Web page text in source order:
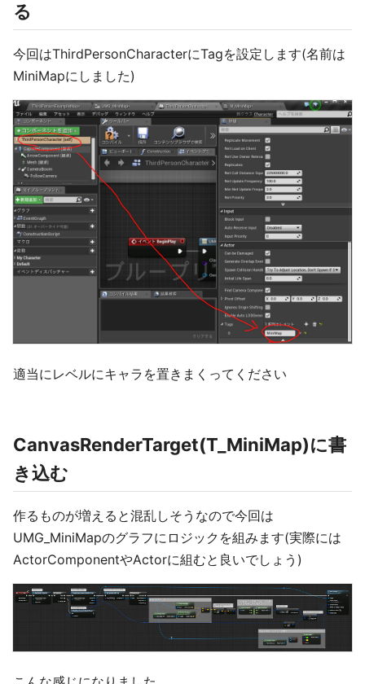
る
今回はThirdPersonCharacterにTagを設定します(名前は
MiniMapにしました)
適当にレベルにキャラを置きまくってください
CanvasRenderTarget(T_MiniMap)に書
き込む
作るものが増えると混乱しそうなので今回は
UMG_MiniMapのグラフにロジックを組みます(実際には
ActorComponentやActorに組むと良いでしょう)